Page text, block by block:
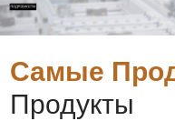
Самые
Продукты